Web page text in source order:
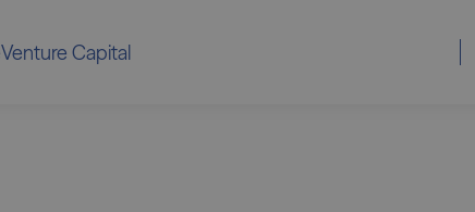
Venture Capital